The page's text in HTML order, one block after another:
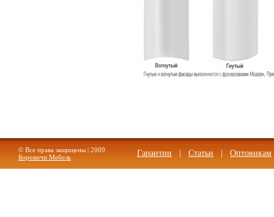
© Все права защищены | 2009
Боровичи Мебель
Гарантии Статьи Оптовикам